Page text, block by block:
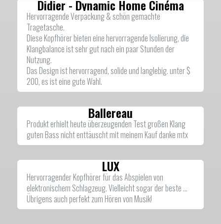
Didier - Dynamic Home Cinéma
Hervorragende Verpackung & schön gemachte
Tragetasche.
Diese Kopfhörer bieten eine hervorragende Isolierung, die
Klangbalance ist sehr gut nach ein paar Stunden der
Nutzung.
Das Design ist hervorragend, solide und langlebig. unter $
200, es ist eine gute Wahl.
Ballereau
Produkt erhielt heute überzeugenden Test großen Klang
guten Bass nicht enttäuscht mit meinem Kauf danke mtx
LUX
Hervorragender Kopfhörer für das Abspielen von
elektronischem Schlagzeug. Vielleicht sogar der beste ...
Übrigens auch perfekt zum Hören von Musik!